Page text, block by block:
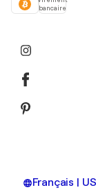
bancaire
Français |